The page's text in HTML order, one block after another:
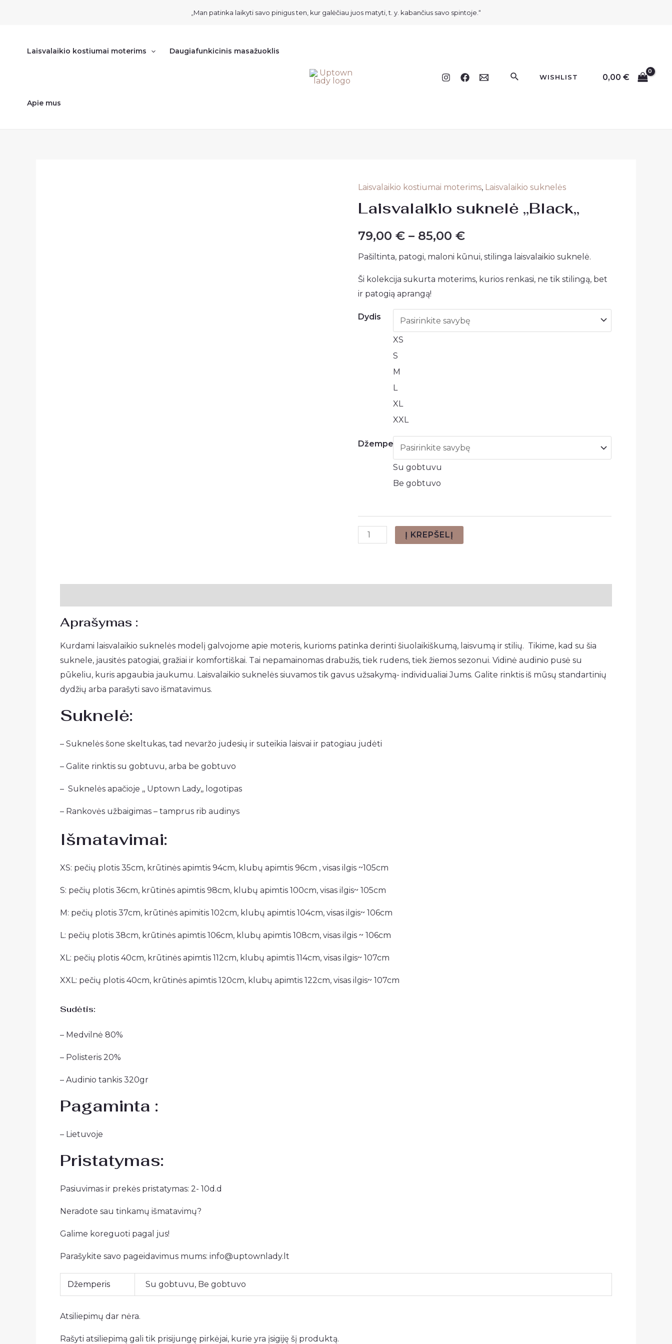
„Man patinka laikyti savo pinigus ten, kur galėčiau juos matyti, t. y. kabančius savo spintoje.“
Laisvalaikio kostiumai moterims Daugiafunkicinis masažuoklis
Apie mus
PaieškaWISHLIST 0,00 €
Laisvalaikio kostiumai moterims, Laisvalaikio suknelės
Laisvalaikio suknelė ,,Black,,
79,00€ – 85,00€
Pašiltinta, patogi, maloni kūnui, stilinga laisvalaikio suknelė.
Ši kolekcija sukurta moterims, kurios renkasi, ne tik stilingą, bet
ir patogią aprangą!
Dydis
XS
S
M
L
XL
XXL
Džemperis
Su gobtuvu
Be gobtuvo
produkto
Į KREPŠELĮ
Aprašymas :
Kurdami laisvalaikio suknelės modelį galvojome apie moteris, kurioms patinka derinti šiuolaikiškumą, laisvumą ir stilių. Tikime, kad su šia
suknele, jausitės patogiai, gražiai ir komfortiškai. Tai nepamainomas drabužis, tiek rudens, tiek žiemos sezonui. Vidinė audinio pusė su
pūkeliu, kuris apgaubia jaukumu. Laisvalaikio suknelės siuvamos tik gavus užsakymą- individualiai Jums. Galite rinktis iš mūsų standartinių
dydžių arba parašyti savo išmatavimus.
Suknelė:
– Suknelės šone skeltukas, tad nevaržo judesių ir suteikia laisvai ir patogiau judėti
– Galite rinktis su gobtuvu, arba be gobtuvo
– Suknelės apačioje ,, Uptown Lady,, logotipas
– Rankovės užbaigimas – tamprus rib audinys
Išmatavimai:
XS: pečių plotis 35cm, krūtinės apimtis 94cm, klubų apimtis 96cm , visas ilgis ~105cm
S: pečių plotis 36cm, krūtinės apimtis 98cm, klubų apimtis 100cm, visas ilgis~ 105cm
M: pečių plotis 37cm, krūtinės apimitis 102cm, klubų apimtis 104cm, visas ilgis~ 106cm
L: pečių plotis 38cm, krūtinės apimtis 106cm, klubų apimtis 108cm, visas ilgis ~ 106cm
XL: pečių plotis 40cm, krūtinės apimtis 112cm, klubų apimtis 114cm, visas ilgis~ 107cm
XXL: pečių plotis 40cm, krūtinės apimtis 120cm, klubų apimtis 122cm, visas ilgis~ 107cm
Sudėtis:
– Medvilnė 80%
– Polisteris 20%
– Audinio tankis 320gr
Pagaminta :
– Lietuvoje
Pristatymas:
Pasiuvimas ir prekės pristatymas: 2- 10d.d
Neradote sau tinkamų išmatavimų?
Galime koreguoti pagal jus!
Parašykite savo pageidavimus mums: info@uptownlady.lt
Džemperis Su gobtuvu, Be gobtuvo
Atsiliepimų dar nėra.
Rašyti atsiliepimą gali tik prisijungę pirkėjai, kurie yra įsigiję šį produktą.